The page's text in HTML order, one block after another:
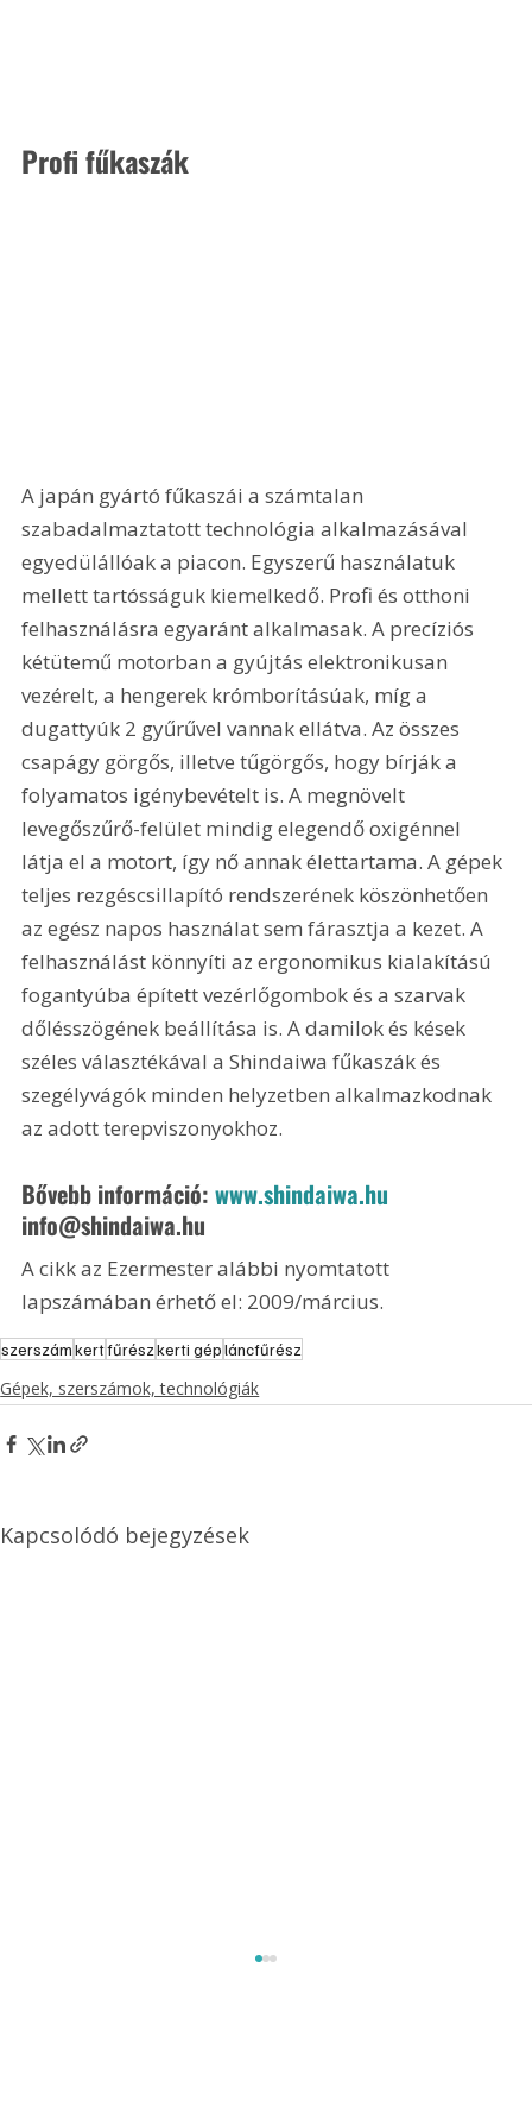
Profi fűkaszák
A japán gyártó fűkaszái a számtalan
szabadalmaztatott technológia alkalmazásával
egyedülállóak a piacon. Egyszerű használatuk
mellett tartósságuk kiemelkedő. Profi és otthoni
felhasználásra egyaránt alkalmasak. A precíziós
kétütemű motorban a gyújtás elektronikusan
vezérelt, a hengerek krómborításúak, míg a
dugattyúk 2 gyűrűvel vannak ellátva. Az összes
csapágy görgős, illetve tűgörgős, hogy bírják a
folyamatos igénybevételt is. A megnövelt
levegőszűrő-felület mindig elegendő oxigénnel
látja el a motort, így nő annak élettartama. A gépek
teljes rezgéscsillapító rendszerének köszönhetően
az egész napos használat sem fárasztja a kezet. A
felhasználást könnyíti az ergonomikus kialakítású
fogantyúba épített vezérlőgombok és a szarvak
dőlésszögének beállítása is. A damilok és kések
széles választékával a Shindaiwa fűkaszák és
szegélyvágók minden helyzetben alkalmazkodnak
az adott terepviszonyokhoz.
Bővebb információ: www.shindaiwa.hu
info@shindaiwa.hu
A cikk az Ezermester alábbi nyomtatott
lapszámában érhető el: 2009/március.
szerszámkertfűrészkerti gépláncfűrész
Gépek, szerszámok, technológiák
Kapcsolódó bejegyzések